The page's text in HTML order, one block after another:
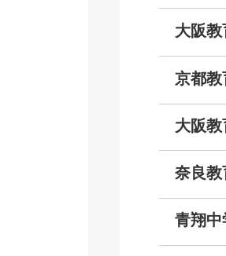
大阪
京都
大阪
奈良
青翔中